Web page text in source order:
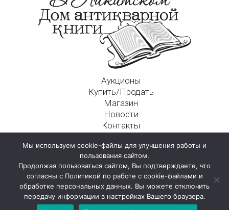
Аукционы
Купить/Продать
Магазин
Новости
Контакты
125009, г. Москва, Никитский пер., д. 4а, стр. 1
Мы используем cookie-файлы для улучшения работы и
пользования сайтом.
Продолжая пользоваться сайтом, Вы подтверждаете, что
согласны с Политикой по работе с cookie-файлами и
обработке персональных данных. Вы можете отключить
передачу информации в настройках Вашего браузера.